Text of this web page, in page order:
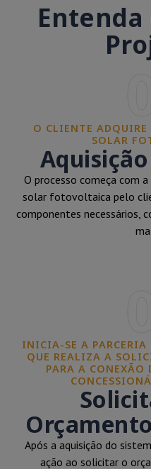
Entenda
O CLIENTE
SOLAR
O processo começa com
solar fotovoltaica pelo
componentes necessários,
INICIA-SE A PARCERIA
QUE REALIZA A
PARA A
Após a aquisição do
ação ao solicitar o